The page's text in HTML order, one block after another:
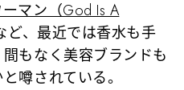
マン（God Is A
ど、最近では香水も手
もなく美容ブランドも
噂されている。